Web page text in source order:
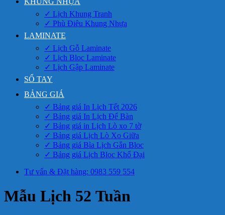
✓ Lịch Khung Tranh
✓ Phù Điêu Khung Nhựa
LAMINATE
✓ Lịch Gỗ Laminate
✓ Lịch Bloc Laminate
✓ Lịch Gập Laminate
SỔ TAY
BẢNG GIÁ
✓ Bảng giá In Lịch Tết 2026
✓ Bảng giá In Lịch Để Bàn
✓ Bảng giá in Lịch Lò xo 7 tờ
✓ Bảng giá Lịch Lò Xo Giữa
✓ Bảng giá Bìa Lịch Gắn Bloc
✓ Bảng giá Lịch Bloc Khổ Đại
Tư vấn & Đặt hàng: 0983 559 554
Mẫu Lịch 52 Tuần